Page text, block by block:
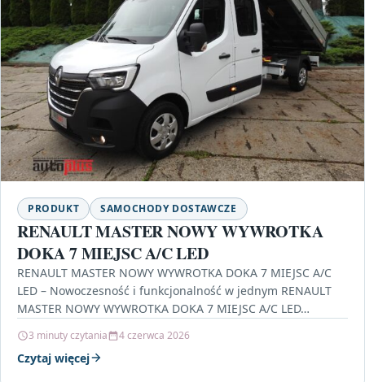
PRODUKT SAMOCHODY DOSTAWCZE
RENAULT MASTER NOWY WYWROTKA
DOKA 7 MIEJSC A/C LED
RENAULT MASTER NOWY WYWROTKA DOKA 7 MIEJSC A/C
LED – Nowoczesność i funkcjonalność w jednym RENAULT
MASTER NOWY WYWROTKA DOKA 7 MIEJSC A/C LED…
3 minuty czytania 4 czerwca 2026
Czytaj więcej